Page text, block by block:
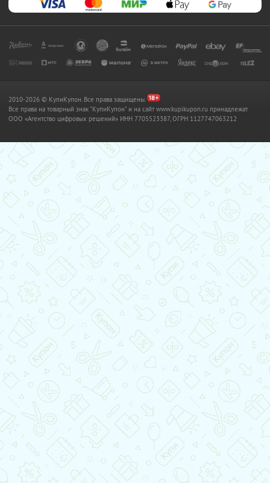
2010-2026 © КупиКупон. Все права защищены.
Все права на товарный знак "КупиКупон" и на сайт www.kupikupon.ru принадлежат
OOO «Агентство цифровых решений» ИНН 7705523387, ОГРН 1127747063212